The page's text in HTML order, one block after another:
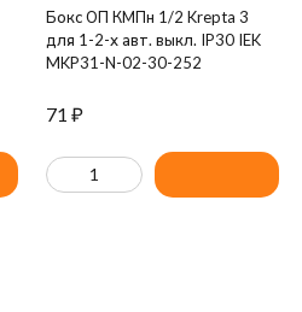
Бокс ОП КМПн 1/2 Krepta 3
для 1-2-х авт. выкл. IP30 IEK
MKP31-N-02-30-252
71 ₽